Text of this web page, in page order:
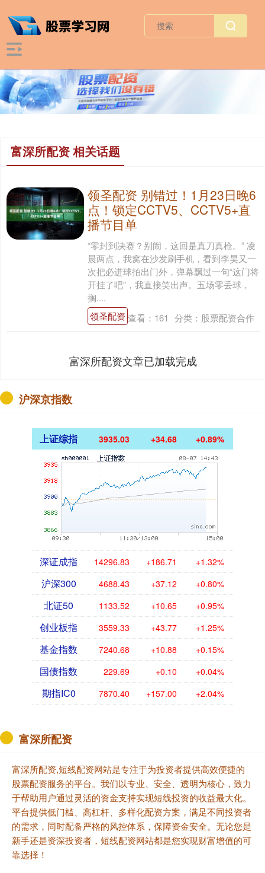
富深所配资 相关话题
领圣配资 别错过！1月23日晚6
点！锁定CCTV5、CCTV5+直
播节目单
“零封到决赛？别闹，这回是真刀真枪。” 凌
晨两点，我窝在沙发刷手机，看到李昊又一
次把必进球拍出门外，弹幕飘过一句“这门将
开挂了吧”，我直接笑出声。五场零丢球，
搁....
领圣配资 查看： 161 分类： 股票配资合作
富深所配资文章已加载完成
沪深京指数
上证综指 3935.03 +34.68 +0.89%
深证成指 14296.83 +186.71 +1.32%
沪深300 4688.43 +37.12 +0.80%
北证50 1133.52 +10.65 +0.95%
创业板指 3559.33 +43.77 +1.25%
基金指数 7240.68 +10.88 +0.15%
国债指数 229.69 +0.10 +0.04%
期指IC0 7870.40 +157.00 +2.04%
富深所配资
富深所配资,短线配资网站是专注于为投资者提供高效便捷的
股票配资服务的平台。我们以专业、安全、透明为核心，致力
于帮助用户通过灵活的资金支持实现短线投资的收益最大化。
平台提供低门槛、高杠杆、多样化配资方案，满足不同投资者
的需求，同时配备严格的风控体系，保障资金安全。无论您是
新手还是资深投资者，短线配资网站都是您实现财富增值的可
靠选择！